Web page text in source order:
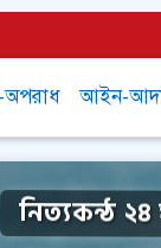
অপরাধ আইন-
নিত্যকন্ঠ